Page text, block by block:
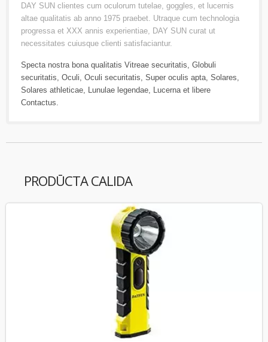
DAY SUN clientes cum oculorum tutelae, goggles, et lucernis
altae qualitatis ab anno 1975 praebet. Utraque cum technologia
progressa et XXX annis experientiae, DAY SUN curat ut
necessitates cuiusque clienti satisfaciantur.
Specta nostra bona qualitatis Vitreae securitatis Globuli
securitatis Oculi Oculi securitatis Super oculis apta Solares
Solares athleticae Lunulae legendae Lucerna et libere
Contactus
PRODŪCTA CALIDA